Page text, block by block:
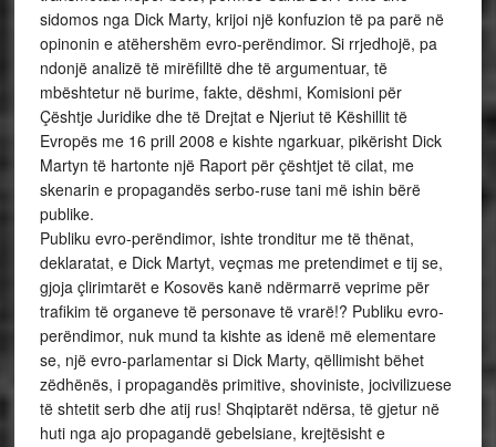
sidomos nga Dick Marty, krijoi një konfuzion të pa parë në
opinonin e atëhershëm evro-perëndimor. Si rrjedhojë, pa
ndonjë analizë të mirëfilltë dhe të argumentuar, të
mbështetur në burime, fakte, dëshmi, Komisioni për
Çështje Juridike dhe të Drejtat e Njeriut të Këshillit të
Evropës me 16 prill 2008 e kishte ngarkuar, pikërisht Dick
Martyn të hartonte një Raport për çështjet të cilat, me
skenarin e propagandës serbo-ruse tani më ishin bërë
publike.
Publiku evro-perëndimor, ishte tronditur me të thënat,
deklaratat, e Dick Martyt, veçmas me pretendimet e tij se,
gjoja çlirimtarët e Kosovës kanë ndërmarrë veprime për
trafikim të organeve të personave të vrarë!? Publiku evro-
perëndimor, nuk mund ta kishte as idenë më elementare
se, një evro-parlamentar si Dick Marty, qëllimisht bëhet
zëdhënës, i propagandës primitive, shoviniste, jocivilizuese
të shtetit serb dhe atij rus! Shqiptarët ndërsa, të gjetur në
huti nga ajo propagandë gebelsiane, krejtësisht e